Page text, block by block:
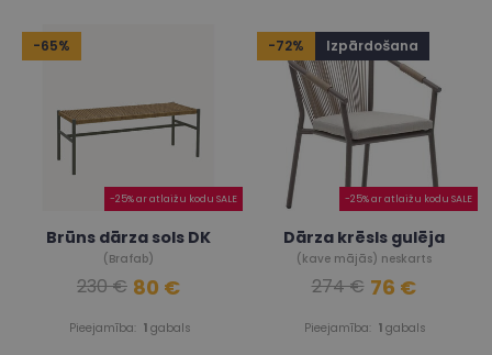
-65%
-25% ar atlaižu kodu SALE
Brūns dārza sols DK
(Brafab)
Pieejamība: 1 gabals
230 € 80 €
-72% Izpārdošana
-25% ar atlaižu kodu SALE
Dārza krēsls gulēja
(kave mājās) neskarts
Pieejamība: 1 gabals
274 € 76 €